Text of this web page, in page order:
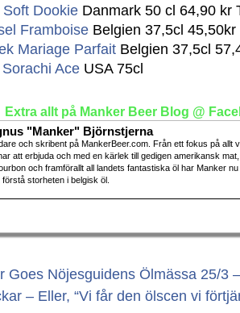
Soft Dookie Danmark 50 cl 64,90 kr
Framboise Belgien 37,5cl 45,50kr
Mariage Parfait Belgien 37,5cl
Ace USA 75cl
Extra allt på Manker Beer Blog @
"Manker" Björnstjerna
och skribent på MankerBeer.com. Från ett fokus på allt
att erbjuda och med en kärlek till gedigen amerikansk mat,
och framförallt all landets fantastiska öl har Manker nu
förstå storheten i belgisk öl.
Goes Nöjesguidens Ölmässa 25/3
– Eller, “Vi får den ölscen vi